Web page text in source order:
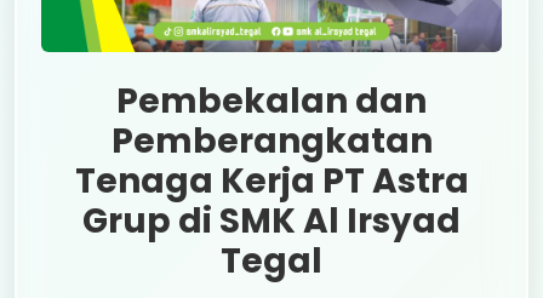
Pembekalan dan
Pemberangkatan
Tenaga Kerja PT Astra
Grup di SMK Al Irsyad
Tegal